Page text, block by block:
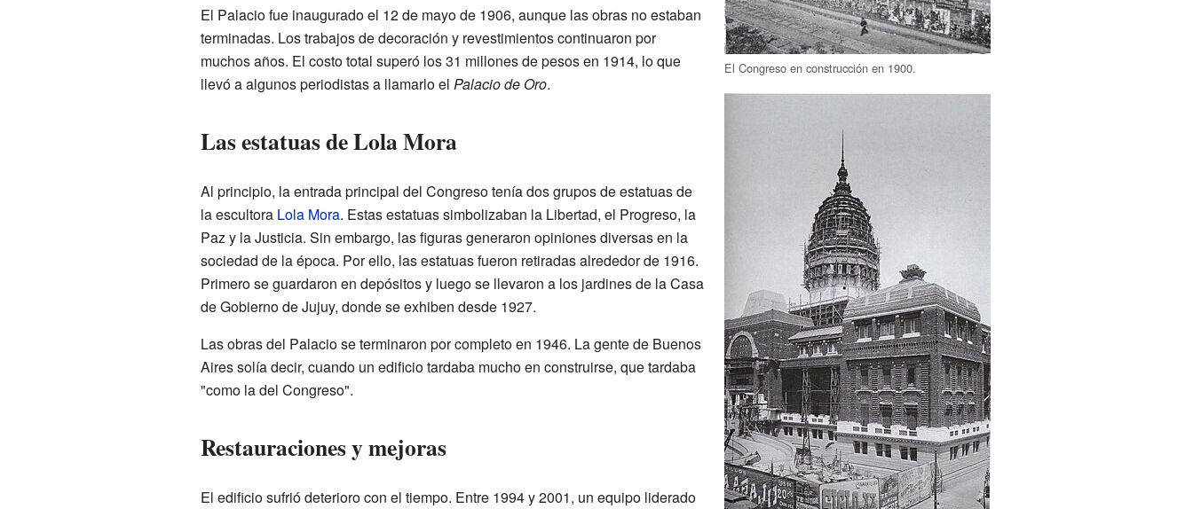
El Congreso en construcción en 1900.
El Palacio fue inaugurado el 12 de mayo de 1906, aunque las obras no estaban
terminadas. Los trabajos de decoración y revestimientos continuaron por
muchos años. El costo total superó los 31 millones de pesos en 1914, lo que
llevó a algunos periodistas a llamarlo el Palacio de Oro.
Las estatuas de Lola Mora
Al principio, la entrada principal del Congreso tenía dos grupos de estatuas de
la escultora Lola Mora. Estas estatuas simbolizaban la Libertad, el Progreso, la
Paz y la Justicia. Sin embargo, las figuras generaron opiniones diversas en la
sociedad de la época. Por ello, las estatuas fueron retiradas alrededor de 1916.
Primero se guardaron en depósitos y luego se llevaron a los jardines de la Casa
de Gobierno de Jujuy, donde se exhiben desde 1927.
Las obras del Palacio se terminaron por completo en 1946. La gente de Buenos
Aires solía decir, cuando un edificio tardaba mucho en construirse, que tardaba
"como la del Congreso".
Restauraciones y mejoras
El edificio sufrió deterioro con el tiempo. Entre 1994 y 2001, un equipo liderado